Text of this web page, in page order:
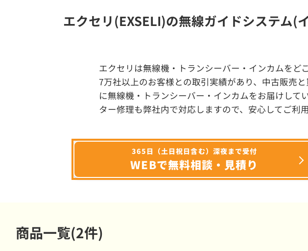
エクセリ(EXSELI)の無線ガイドシステム(
エクセリは無線機・トランシーバー・インカムを
7万社以上のお客様との取引実績があり、中古販売
に無線機・トランシーバー・インカムをお届けして
ター修理も弊社内で対応しますので、安心してご利用
365日（土日祝日含む）深夜まで受付
WEBで無料相談・見積り
商品一覧(2件)